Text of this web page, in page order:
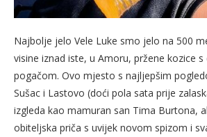
Najbolje jelo Vele Luke smo jelo na 500
visine iznad iste, u Amoru, pržene kozice
pogačom. Ovo mjesto s najljepšim
Sušac i Lastovo (doći pola sata prije
izgleda kao mamuran san Tima Burtona,
obiteljska priča s uvijek novom spizom i